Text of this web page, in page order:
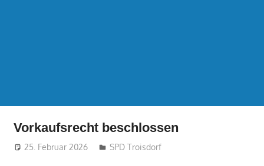
Vorkaufsrecht beschlossen
25. Februar 2026 treffpunkt
SPD Troisdorf